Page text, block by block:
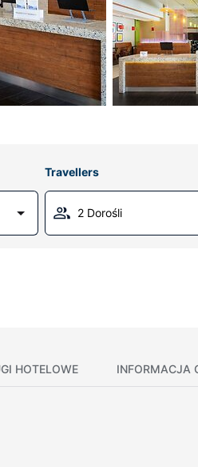
Travellers
2 Dorośli
HOTELOWE INFORMACJA